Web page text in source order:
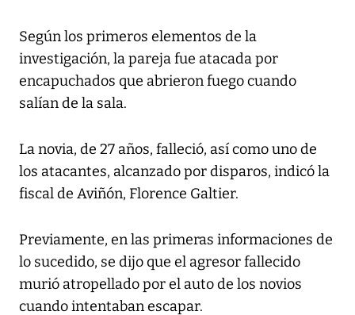
Según los primeros elementos de la
investigación, la pareja fue atacada por
encapuchados que abrieron fuego cuando
salían de la sala.
La novia, de 27 años, falleció, así como uno de
los atacantes, alcanzado por disparos, indicó la
fiscal de Aviñón, Florence Galtier.
Previamente, en las primeras informaciones de
lo sucedido, se dijo que el agresor fallecido
murió atropellado por el auto de los novios
cuando intentaban escapar.